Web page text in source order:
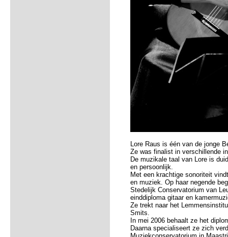
Lore Raus is één van de jonge
Ze was finalist in verschillende
De muzikale taal van Lore is
en persoonlijk.
Met een krachtige sonoriteit
en muziek. Op haar negende
Stedelijk Conservatorium van
einddiploma gitaar en
Ze trekt naar het
Smits.
In mei 2006 behaalt ze het
Daarna specialiseert ze zich